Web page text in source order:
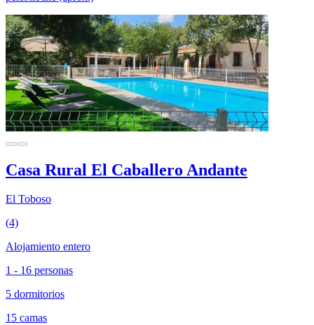
Casa Rural El Caballero Andante
El Toboso
(4)
Alojamiento entero
1 - 16 personas
5 dormitorios
15 camas